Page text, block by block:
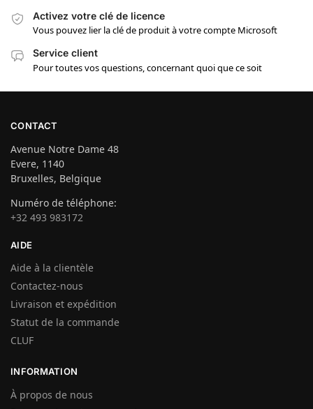
Activez votre clé de licence
Vous pouvez lier la clé de produit à votre compte Microsoft
Service client
Pour toutes vos questions, concernant quoi que ce soit
CONTACT
Avenue Notre Dame 48
Evere, 1140
Bruxelles, Belgique
Numéro de téléphone:
+32 493 983172
AIDE
Aide à la clientèle
Contactez-nous
Livraison et expédition
Statut de la commande
CLUF
INFORMATION
À propos de nous